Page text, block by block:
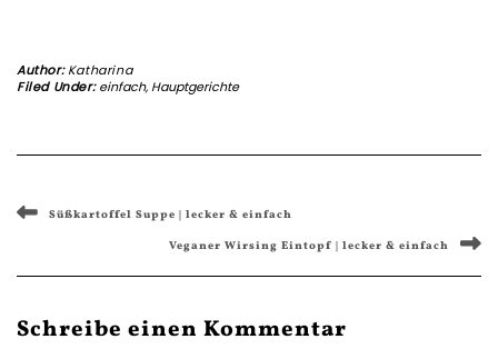
Author:Katharina
Filed Under:einfach, Hauptgerichte
Süßkartoffel Suppe | lecker & einfach
Veganer Wirsing Eintopf | lecker & einfach
Schreibe einen Kommentar